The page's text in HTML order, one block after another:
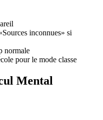
inconnues» si
normale
pour le mode classe
Mental